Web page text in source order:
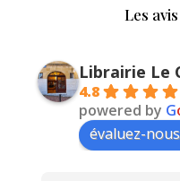
Les
Librairie Le
4.8
powered by G
évaluez-